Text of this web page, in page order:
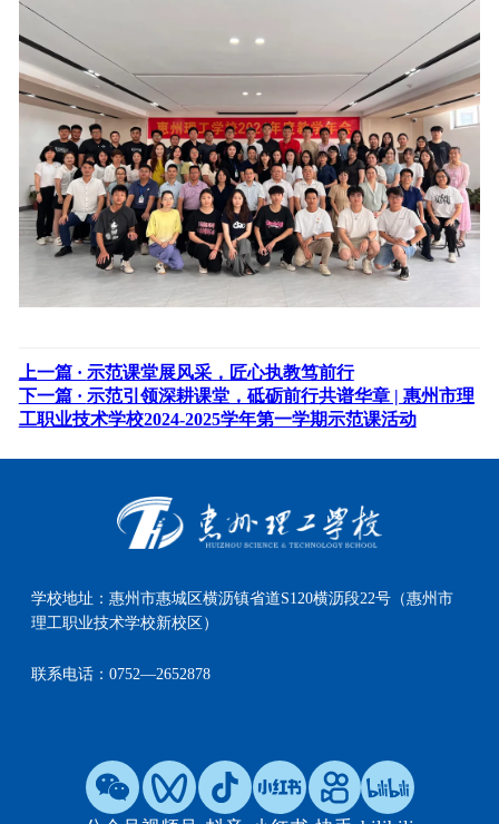
上一篇 · 示范课堂展风采，匠心执教笃前行
下一篇 · 示范引领深耕课堂，砥砺前行共谱华章 | 惠州市理
工职业技术学校2024-2025学年第一学期示范课活动
学校地址：惠州市惠城区横沥镇省道S120横沥段22号（惠州市
理工职业技术学校新校区）
联系电话：0752—2652878